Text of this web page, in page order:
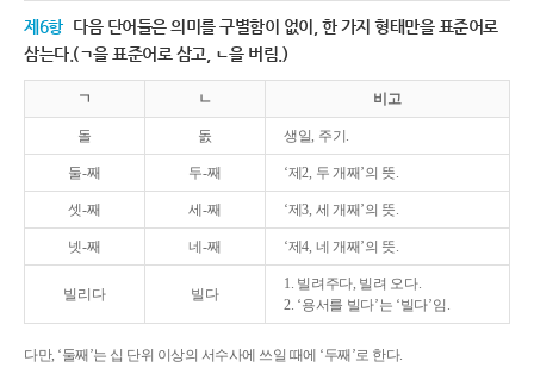
제6항 다음 단어들은 의미를 구별함이 없이, 한 가지 형태만을 표준어로
삼는다.(ㄱ을 표준어로 삼고, ㄴ을 버림.)
ㄱ ㄴ 비고
돌 돐 생일, 주기.
둘-째 두-째 ‘제2, 두 개째’의 뜻.
셋-째 세-째 ‘제3, 세 개째’의 뜻.
넷-째 네-째 ‘제4, 네 개째’의 뜻.
빌리다 빌다
1. 빌려주다, 빌려 오다.
2. ‘용서를 빌다’는 ‘빌다’임.
다만, ‘둘째’는 십 단위 이상의 서수사에 쓰일 때에 ‘두째’로 한다.